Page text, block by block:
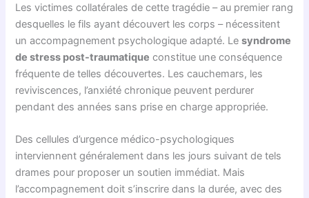
Les victimes collatérales de cette tragédie – au premier rang
desquelles le fils ayant découvert les corps – nécessitent
un accompagnement psychologique adapté. Lesyndrome
de stress post-traumatique constitue une conséquence
fréquente de telles découvertes. Les cauchemars, les
reviviscences, l’anxiété chronique peuvent perdurer
pendant des années sans prise en charge appropriée.
Des cellules d’urgence médico-psychologiques
interviennent généralement dans les jours suivant de tels
drames pour proposer un soutien immédiat. Mais
l’accompagnement doit s’inscrire dans la durée, avec des